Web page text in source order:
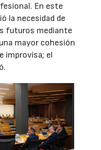
En este
la necesidad de
futuros mediante
mayor cohesión
improvisa; el